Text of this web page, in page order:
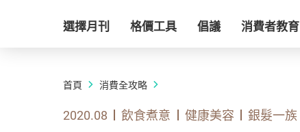
選擇月刊 格價工具 倡議 消費者教育
首頁 消費全攻略
2020.08 飲食煮意 健康美容 銀髮一族